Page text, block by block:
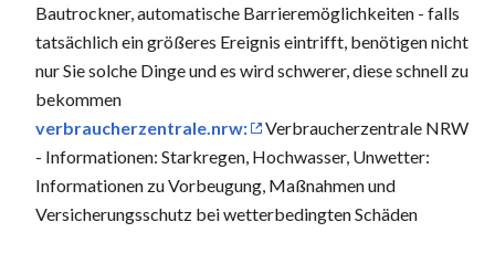
Bautrockner, automatische Barrieremöglichkeiten - falls
tatsächlich ein größeres Ereignis eintrifft, benötigen nicht
nur Sie solche Dinge und es wird schwerer, diese schnell zu
bekommen
verbraucherzentrale.nrw:
Verbraucherzentrale NRW
- Informationen: Starkregen, Hochwasser, Unwetter:
Informationen zu Vorbeugung, Maßnahmen und
Versicherungsschutz bei wetterbedingten Schäden